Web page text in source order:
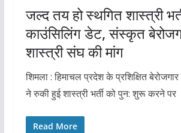
जल्द तय हो स्थगित शास्त्री
काउंसिलिंग डेट, संस्कृत
शास्त्री संघ की मांग
शिमला : हिमाचल प्रदेश के प्रशिक्षित
ने रुकी हुई शास्त्री भर्ती को पुन: शुरू करने पर
Read More